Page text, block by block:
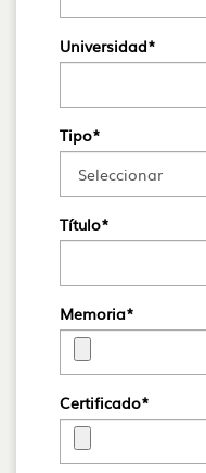
Universidad*
Tipo*
Título*
Memoria*
Certificado*